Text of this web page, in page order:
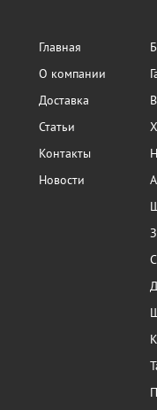
Главная
О компании
Доставка
Статьи
Контакты
Новости